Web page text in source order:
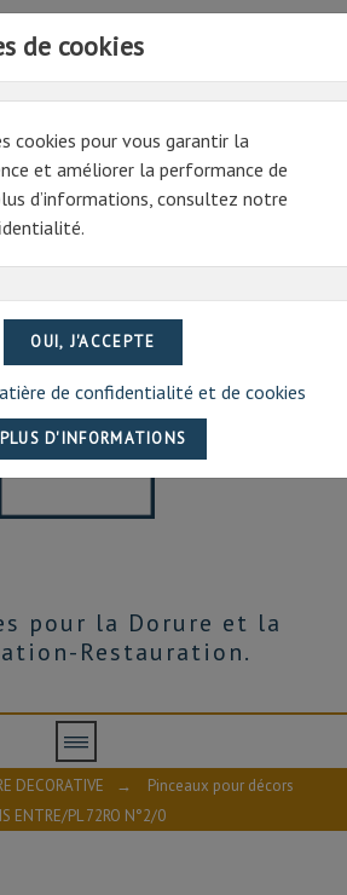
vous pour bénéficier de la remise de
Tarif particulier,
vous pour bénéficier de la
remise de 15%)
pour la Dorure et la
Restauration.
de cookies
cookies pour vous garantir la
et améliorer la performance de
d’informations, consultez notre
de confidentialité et de cookies
DECORATIVE →
Pinceaux pour décors
ENTRE/PL 72RO N°2/0